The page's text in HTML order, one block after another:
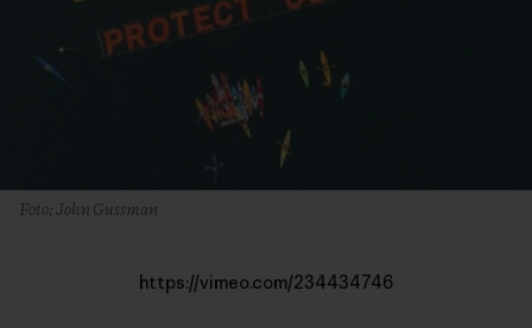
Foto: John Gussman
https://vimeo.com/234434746